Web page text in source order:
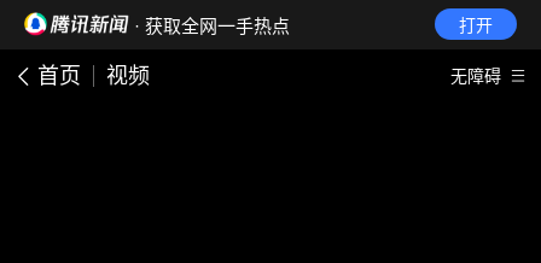
· 获取全网一手热点 打开
首页 视频 无障碍